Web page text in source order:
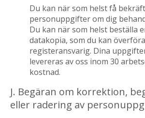
Du kan när som helst få
personuppgifter om dig
Du kan när som helst beställa
datakopia, som du kan
registeransvarig. Dina
levereras av oss inom 30
kostnad.
J. Begäran om korrektion,
eller radering av